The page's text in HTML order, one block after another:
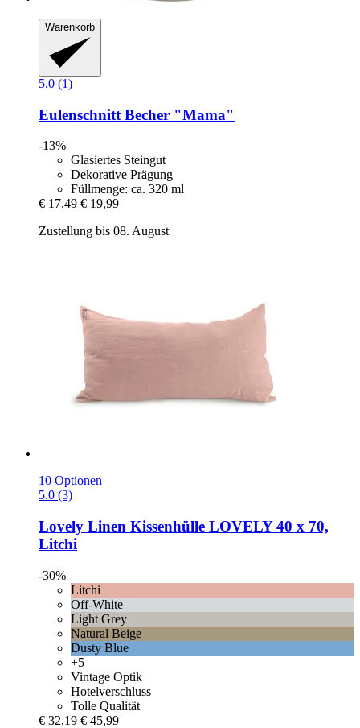
Warenkorb
5.0 (1)
Eulenschnitt Becher "Mama"
-13%
Glasiertes Steingut
Dekorative Prägung
Füllmenge: ca. 320 ml
€ 17,49 € 19,99
Zustellung bis 08. August
10 Optionen
5.0 (3)
Lovely Linen Kissenhülle LOVELY 40 x 70,
Litchi
-30%
Litchi
Off-White
Light Grey
Natural Beige
Dusty Blue
+5
Vintage Optik
Hotelverschluss
Tolle Qualität
€ 32,19 € 45,99